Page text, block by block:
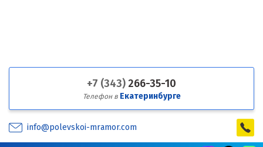
+7 (343) 266-35-10
Телефон в Екатеринбурге
info@polevskoi-mramor.com